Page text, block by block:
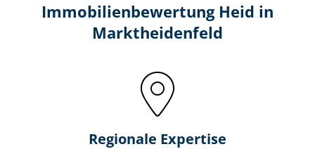
Immobilien­bewertung Heid in
Marktheidenfeld
Regionale Expertise